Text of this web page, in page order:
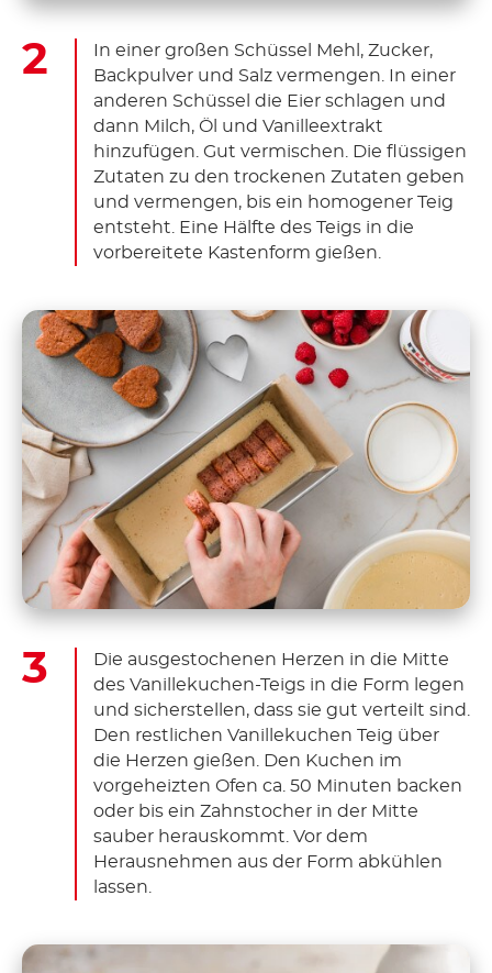
In einer großen Schüssel Mehl, Zucker,
Backpulver und Salz vermengen. In einer
anderen Schüssel die Eier schlagen und
dann Milch, Öl und Vanilleextrakt
hinzufügen. Gut vermischen. Die flüssigen
Zutaten zu den trockenen Zutaten geben
und vermengen, bis ein homogener Teig
entsteht. Eine Hälfte des Teigs in die
vorbereitete Kastenform gießen.
Die ausgestochenen Herzen in die Mitte
des Vanillekuchen-Teigs in die Form legen
und sicherstellen, dass sie gut verteilt sind.
Den restlichen Vanillekuchen Teig über
die Herzen gießen. Den Kuchen im
vorgeheizten Ofen ca. 50 Minuten backen
oder bis ein Zahnstocher in der Mitte
sauber herauskommt. Vor dem
Herausnehmen aus der Form abkühlen
lassen.